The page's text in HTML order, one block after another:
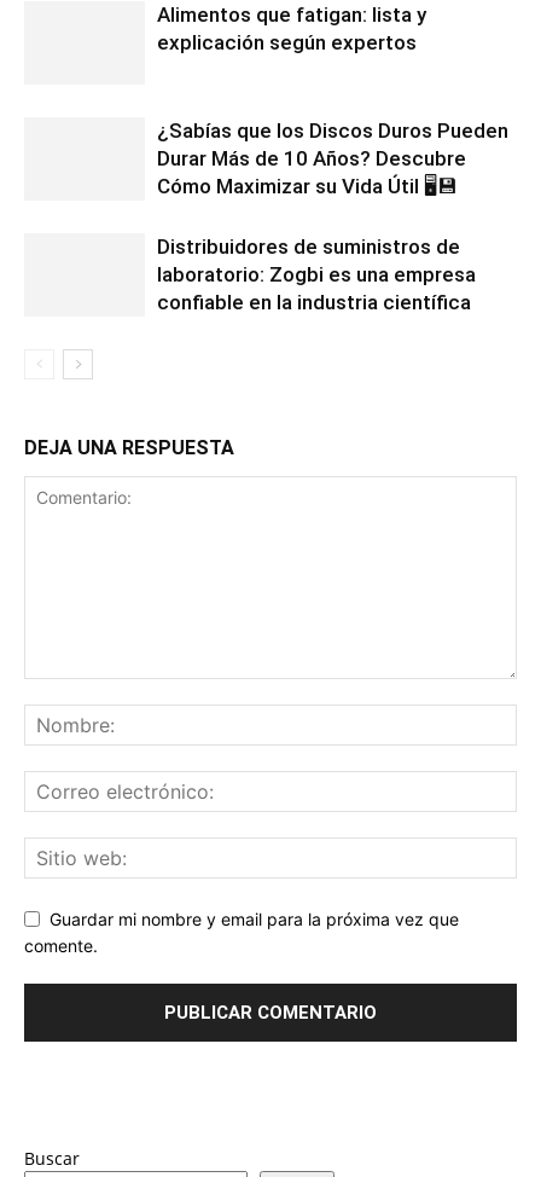
Alimentos que fatigan: lista y
explicación según expertos
¿Sabías que los Discos Duros Pueden
Durar Más de 10 Años? Descubre
Cómo Maximizar su Vida Útil 🖥️💾
Distribuidores de suministros de
laboratorio: Zogbi es una empresa
confiable en la industria científica
DEJA UNA RESPUESTA
Guardar mi nombre y email para la próxima vez que
comente.
Buscar